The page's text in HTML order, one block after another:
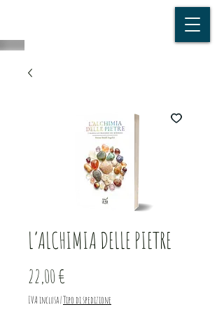
L’ALCHIMIA DELLE PIETRE
22,00 €
IVA inclusa|Tipo di spedizione